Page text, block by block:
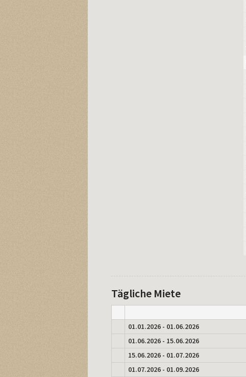
Tägliche Miete
01.01.2026 - 01.06.2026
01.06.2026 - 15.06.2026
15.06.2026 - 01.07.2026
01.07.2026 - 01.09.2026